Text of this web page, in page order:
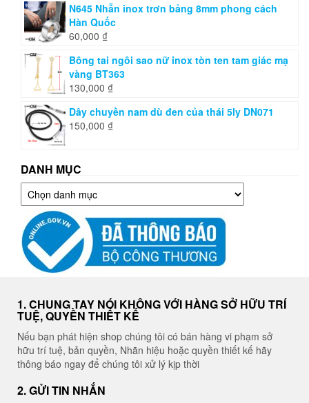
N645 Nhẫn inox trơn bảng 8mm phong cách
Hàn Quốc
60,000 ₫
Bông tai ngôi sao nữ inox tòn ten tam giác mạ
vàng BT363
130,000 ₫
Dây chuyền nam dù đen của thái 5ly DN071
150,000 ₫
DANH MỤC
Danh
mục
1. CHUNG TAY NÓI KHÔNG VỚI HÀNG SỞ HỮU TRÍ
TUỆ, QUYỀN THIẾT KẾ
Nếu bạn phát hiện shop chúng tôi có bán hàng vi phạm sở
hữu trí tuệ, bản quyền, Nhãn hiệu hoặc quyền thiết kế hãy
thông báo ngay để chúng tôi xử lý kịp thời
2. GỬI TIN NHẮN